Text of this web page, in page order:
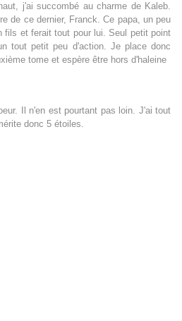
j'ai succombé au charme de Kaleb.
de ce dernier, Franck. Ce papa, un peu
fils et ferait tout pour lui. Seul petit point
tout petit peu d'action. Je place donc
tome et espère être hors d'haleine
Il n'en est pourtant pas loin. J'ai tout
donc 5 étoiles.